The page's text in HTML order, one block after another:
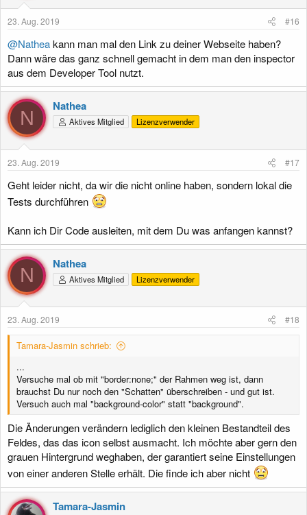
23. Aug. 2019 #16
@Natheakann man mal den Link zu deiner Webseite haben?
Dann wäre das ganz schnell gemacht in dem man den inspector
aus dem Developer Tool nutzt.
N
Nathea
Aktives Mitglied Lizenzverwender
23. Aug. 2019 #17
Geht leider nicht, da wir die nicht online haben, sondern lokal die
Tests durchführen
Kann ich Dir Code ausleiten, mit dem Du was anfangen kannst?
N
Nathea
Aktives Mitglied Lizenzverwender
23. Aug. 2019 #18
Tamara-Jasmin schrieb:
...
Versuche mal ob mit "border:none;" der Rahmen weg ist, dann
brauchst Du nur noch den "Schatten" überschreiben - und gut ist.
Versuch auch mal "background-color" statt "background".
Die Änderungen verändern lediglich den kleinen Bestandteil des
Feldes, das das icon selbst ausmacht. Ich möchte aber gern den
grauen Hintergrund weghaben, der garantiert seine Einstellungen
von einer anderen Stelle erhält. Die finde ich aber nicht
Tamara-Jasmin